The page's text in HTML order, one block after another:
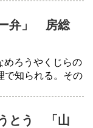
ー弁」 房総
めろうやくじらの
で知られる。その
とう 「山